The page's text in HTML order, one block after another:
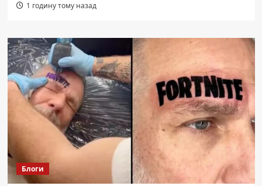
1 годину тому назад
Блоги